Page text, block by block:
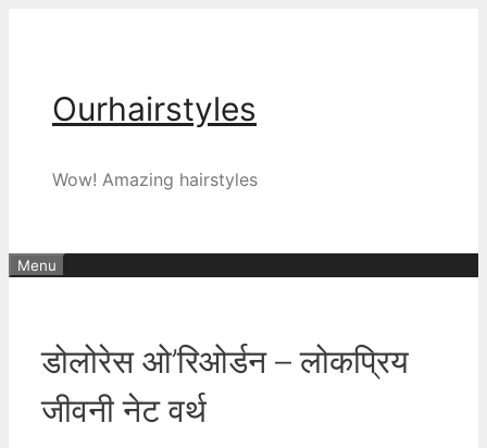
Ourhairstyles
Wow! Amazing hairstyles
Menu
डोलोरेस ओ’रिओर्डन – लोकप्रिय
जीवनी नेट वर्थ